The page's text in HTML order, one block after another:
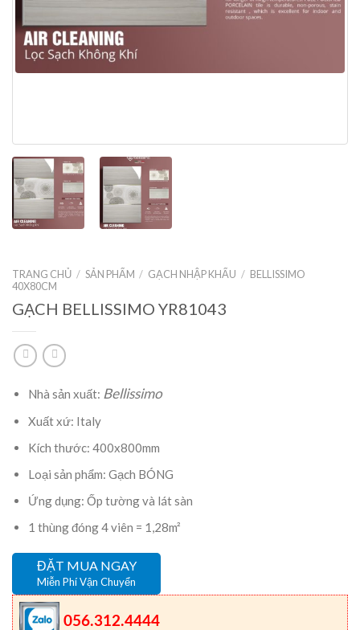
TRANG CHỦ / SẢN PHẨM / GẠCH NHẬP KHẨU / BELLISSIMO
40X80CM
GẠCH BELLISSIMO YR81043
Nhà sản xuất: Bellissimo
Xuất xứ: Italy
Kích thước: 400x800mm
Loại sản phẩm: Gạch BÓNG
Ứng dụng: Ốp tường và lát sàn
1 thùng đóng 4 viên = 1,28m²
ĐẶT MUA NGAY
Miễn Phí Vận Chuyển
056.312.4444